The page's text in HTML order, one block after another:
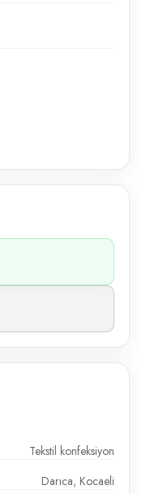
Tekstil konfeksiyon
Darıca, Kocaeli